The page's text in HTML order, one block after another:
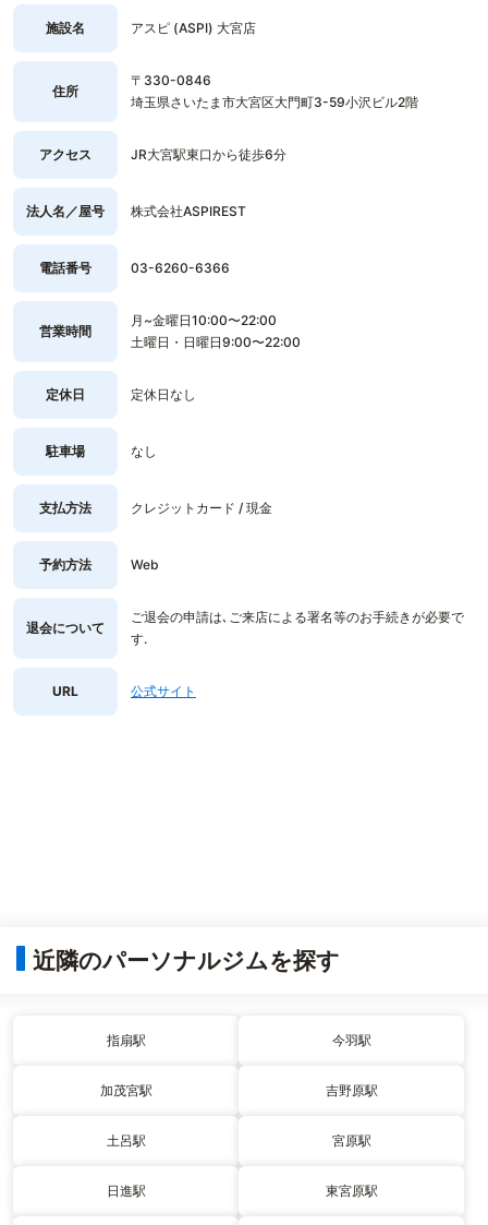
施設名 アスピ (ASPI) 大宮店
住所
〒330-0846
埼玉県さいたま市大宮区大門町3-59小沢ビル2階
アクセス JR大宮駅東口から徒歩6分
法人名／屋号 株式会社ASPIREST
電話番号 03-6260-6366
営業時間
月~金曜日10:00〜22:00
土曜日・日曜日9:00〜22:00
定休日 定休日なし
駐車場 なし
支払方法 クレジットカード / 現金
予約方法 Web
退会について
ご退会の申請は､ご来店による署名等のお手続きが必要で
す.
URL 公式サイト
近隣のパーソナルジムを探す
指扇駅 今羽駅
加茂宮駅 吉野原駅
土呂駅 宮原駅
日進駅 東宮原駅